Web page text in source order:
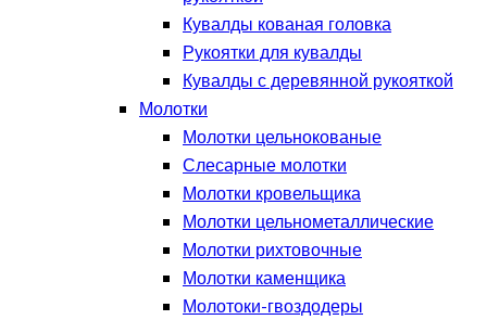
Кувалды кованая головка
Рукоятки для кувалды
Кувалды с деревянной рукояткой
Молотки
Молотки цельнокованые
Слесарные молотки
Молотки кровельщика
Молотки цельнометаллические
Молотки рихтовочные
Молотки каменщика
Молотоки-гвоздодеры